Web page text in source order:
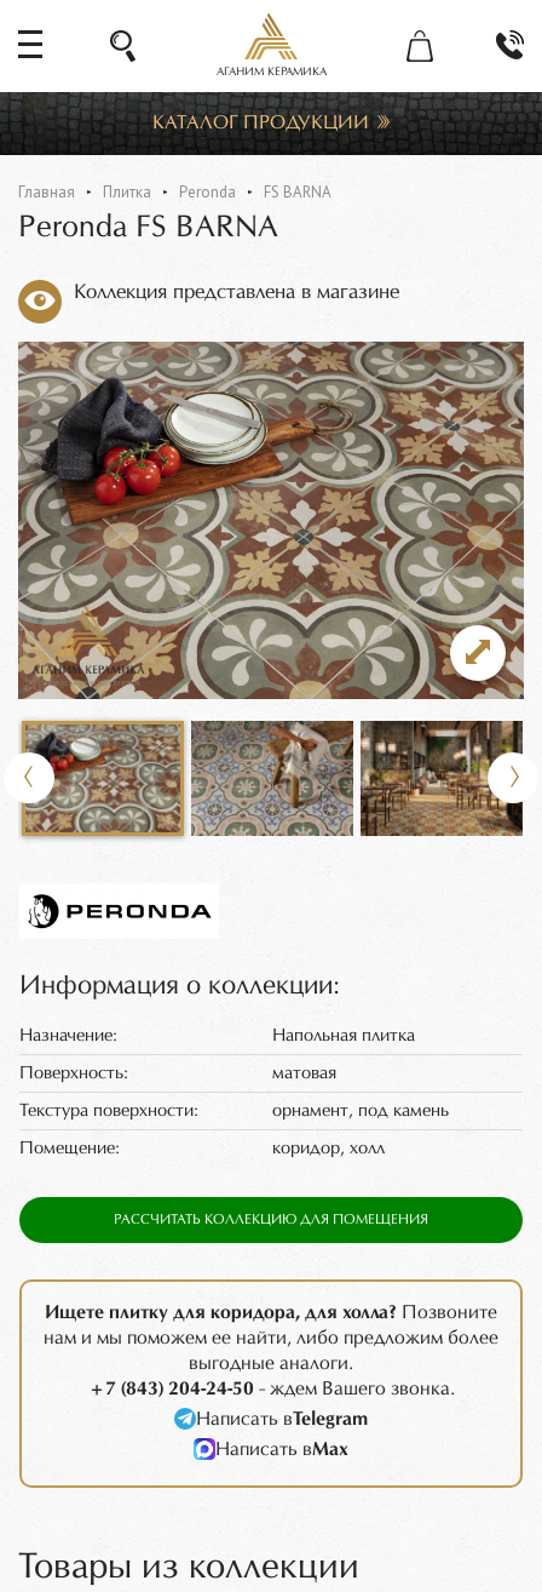
АГАНИМ КЕРАМИКА
КАТАЛОГ ПРОДУКЦИИ
Главная Плитка Peronda FS BARNA
Peronda FS BARNA
Коллекция представлена в магазине
Информация о коллекции:
Назначение: Напольная плитка
Поверхность: матовая
Текстура поверхности: орнамент, под камень
Помещение: коридор, холл
РАССЧИТАТЬ КОЛЛЕКЦИЮ ДЛЯ ПОМЕЩЕНИЯ
Ищете плитку для коридора, для холла? Позвоните
нам и мы поможем ее найти, либо предложим более
выгодные аналоги.
+7 (843) 204-24-50 - ждем Вашего звонка.
Написать вTelegram
Написать вMax
Товары из коллекции